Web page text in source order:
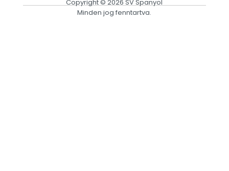
Copyright © 2026 SV Spanyol
Minden jog fenntartva.